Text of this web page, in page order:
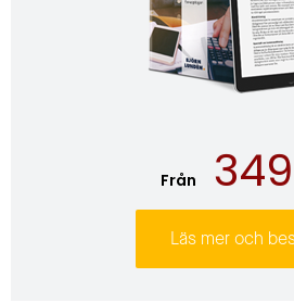
Från
Läs mer och